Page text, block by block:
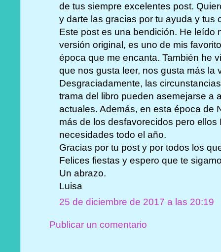
de tus siempre excelentes post.
y darte las gracias por tu ayuda y tus
Este post es una bendición. He leído
versión original, es uno de mis
época que me encanta. También he
que nos gusta leer, nos gusta más la
Desgraciadamente, las
trama del libro pueden asemejarse a
actuales. Además, en esta época de
más de los desfavorecidos pero
necesidades todo el año.
Gracias por tu post y por todos los
Felices fiestas y espero que te
Un abrazo.
Luisa
25 de diciembre de 2017 a las 20:19
Publicar un comentario